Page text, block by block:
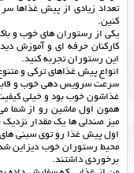
تعداد زیادی از پیش غذاها
کنین.
یکی از رستوران های خوب و
کارکنان حرفه ای و آموزش
این رستوران تجربه کنید.
انواع پیش غذاهای ترکی و
سرعت سرویس دهی خوب و
غذاشون خوب بود و خیلی
همون اول ماشین رو از شما می
میز صندلی ها یک مقدار
اول پیش غذا رو توی سینی
محیط رستوران خوب دیزاین
برخوردی داشتند.